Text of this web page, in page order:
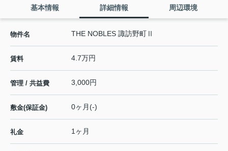
基本情報 詳細情報 周辺環境
物件名 THE NOBLES 諏訪野町Ⅱ
賃料 4.7万円
管理 / 共益費 3,000円
敷金(保証金) 0ヶ月(-)
礼金 1ヶ月